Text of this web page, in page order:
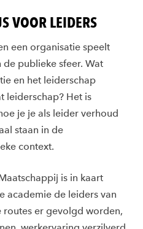
VOOR LEIDERS
een organisatie speelt
de publieke sfeer. Wat
en het leiderschap
leiderschap? Het is
je je als leider verhoud
staan in de
context.
is in kaart
academie de leiders van
er gevolgd worden,